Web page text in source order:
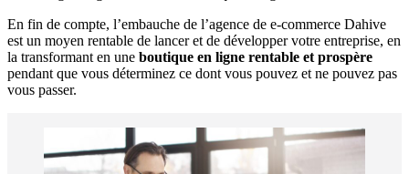
En fin de compte, l’embauche de l’agence de e-commerce Dahive
est un moyen rentable de lancer et de développer votre entreprise, en
la transformant en une boutique en ligne rentable et prospère
pendant que vous déterminez ce dont vous pouvez et ne pouvez pas
vous passer.